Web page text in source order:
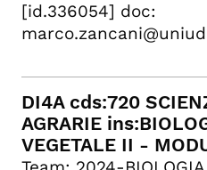
[id.336054] doc:
DI4A cds:720
AGRARIE
VEGETALE II -